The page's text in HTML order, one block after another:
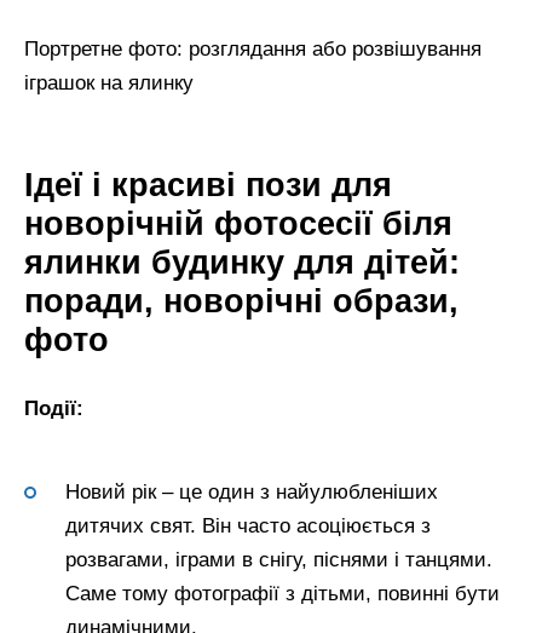
Портретне фото: розглядання або розвішування
іграшок на ялинку
Ідеї і красиві пози для
новорічній фотосесії біля
ялинки будинку для дітей:
поради, новорічні образи,
фото
Події:
Новий рік – це один з найулюбленіших
дитячих свят. Він часто асоціюється з
розвагами, іграми в снігу, піснями і танцями.
Саме тому фотографії з дітьми, повинні бути
динамічними.